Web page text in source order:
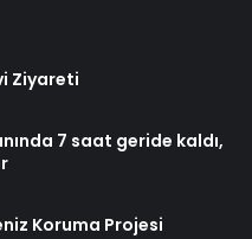
Ziyareti
7 saat geride kaldı,
Koruma Projesi